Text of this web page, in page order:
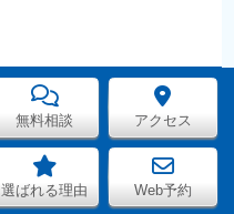
無料相談
選ばれる理由
アクセス
Web予約